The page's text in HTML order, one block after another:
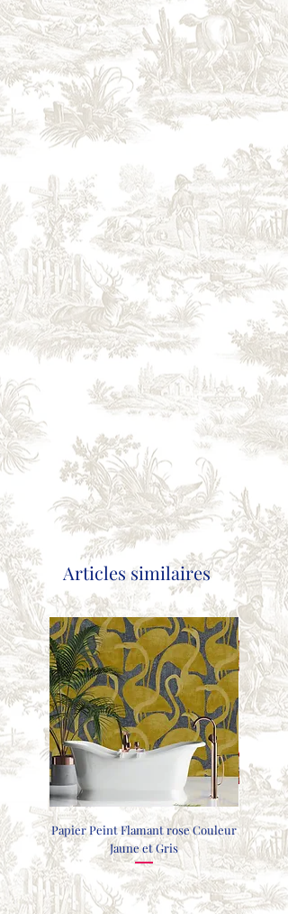
Articles similaires
Papier Peint Flamant rose Couleur
Jaune et Gris